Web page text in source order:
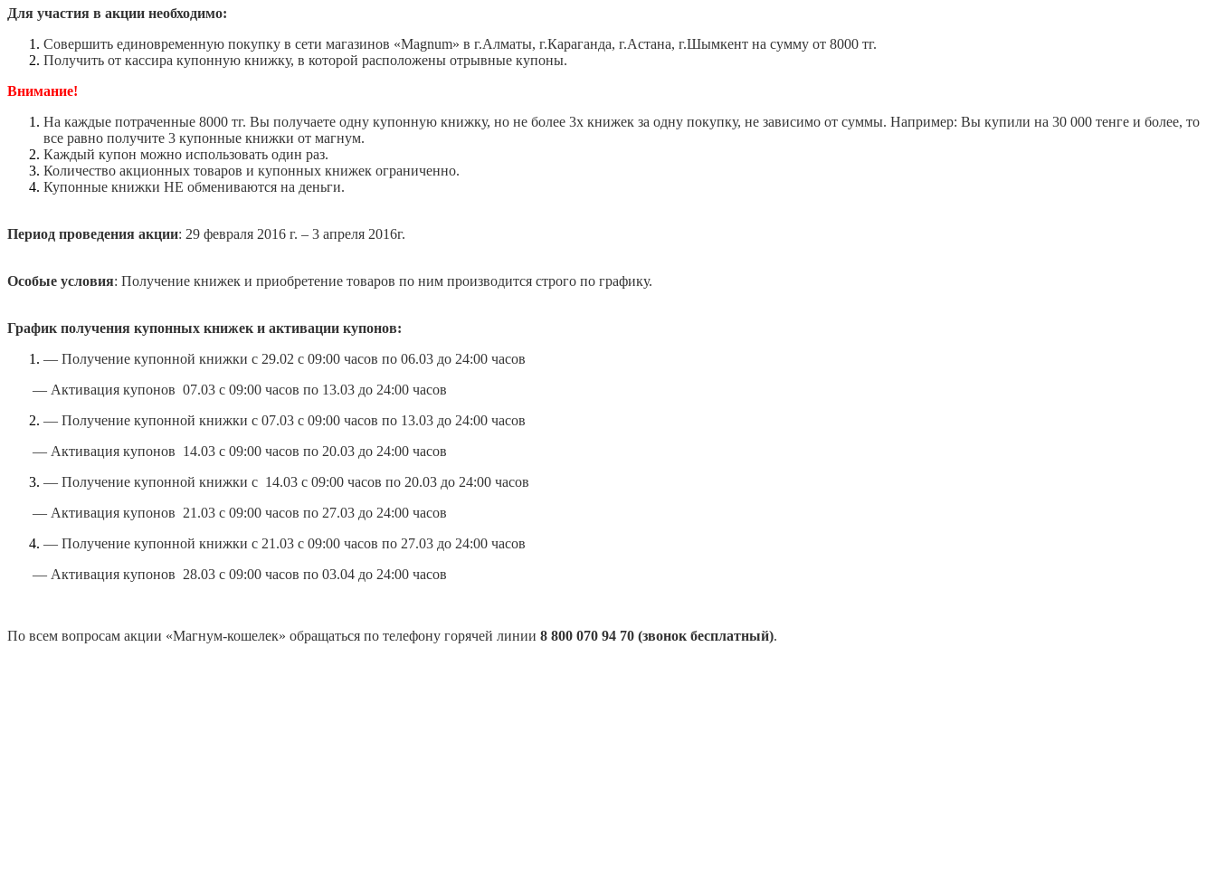
Для участия в акции необходимо:
Совершить единовременную покупку в сети магазинов «Magnum» в г.Алматы, г.Караганда, г.Астана, г.Шымкент на сумму от 8000 тг.
Получить от кассира купонную книжку, в которой расположены отрывные купоны.
Внимание!
На каждые потраченные 8000 тг. Вы получаете одну купонную книжку, но не более 3х книжек за одну покупку, не зависимо от суммы. Например: Вы купили на 30 000 тенге и более, то
все равно получите 3 купонные книжки от магнум.
Каждый купон можно использовать один раз.
Количество акционных товаров и купонных книжек ограниченно.
Купонные книжки НЕ обмениваются на деньги.
Период проведения акции: 29 февраля 2016 г. – 3 апреля 2016г.
Особые условия: Получение книжек и приобретение товаров по ним производится строго по графику.
График получения купонных книжек и активации купонов:
— Получение купонной книжки с 29.02 с 09:00 часов по 06.03 до 24:00 часов
— Активация купонов 07.03 с 09:00 часов по 13.03 до 24:00 часов
— Получение купонной книжки с 07.03 с 09:00 часов по 13.03 до 24:00 часов
— Активация купонов 14.03 с 09:00 часов по 20.03 до 24:00 часов
— Получение купонной книжки с 14.03 с 09:00 часов по 20.03 до 24:00 часов
— Активация купонов 21.03 с 09:00 часов по 27.03 до 24:00 часов
— Получение купонной книжки с 21.03 с 09:00 часов по 27.03 до 24:00 часов
— Активация купонов 28.03 с 09:00 часов по 03.04 до 24:00 часов
По всем вопросам акции «Магнум-кошелек» обращаться по телефону горячей линии 8 800 070 94 70 (звонок бесплатный).